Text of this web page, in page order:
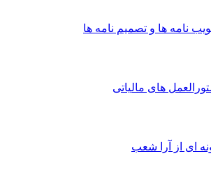
نامه ها و تصمیم نامه ها
های مالیاتی
ای از آرا شعب